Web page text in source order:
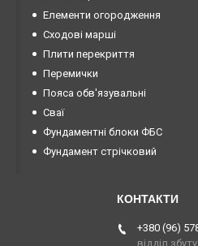
Елементи огородження
Сходові марші
Плити перекриття
Перемички
Пояса обв'язувальні
Сваї
Фундаментні блоки ФБС
Фундамент стрічковий
+380 (96)
відділ збуту